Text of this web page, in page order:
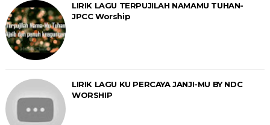
LIRIK LAGU TERPUJILAH NAMAMU TUHAN-
JPCC Worship
LIRIK LAGU KU PERCAYA JANJI-MU BY NDC
WORSHIP